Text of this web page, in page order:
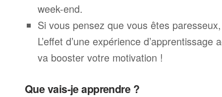
week-end.
Si vous pensez que vous êtes
L’effet d’une expérience
va booster votre motivation !
Que vais-je apprendre ?